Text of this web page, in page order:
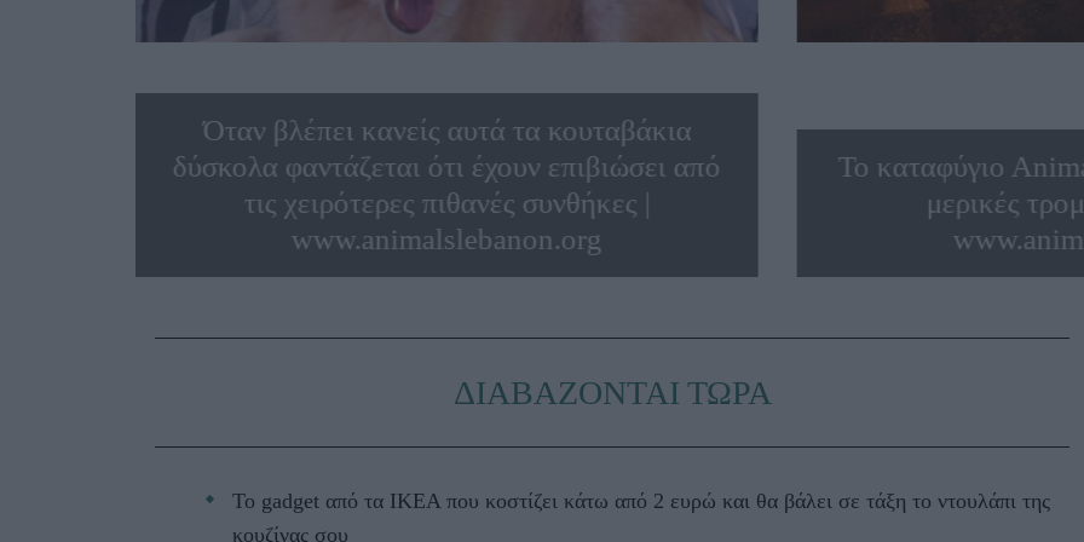
Όταν βλέπει κανείς αυτά τα κουταβάκια
δύσκολα φαντάζεται ότι έχουν επιβιώσει από
τις χειρότερες πιθανές συνθήκες |
www.animalslebanon.org
Το καταφύγιο
μερικές
ΔΙΑΒΑΖΟΝΤΑΙ ΤΩΡΑ
Το gadget από τα IKEA που κοστίζει κάτω από 2 ευρώ και θα βάλει σε τάξη το ντουλάπι της
κουζίνας σου